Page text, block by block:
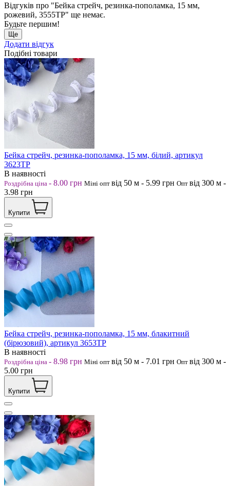
Відгуків про "Бейка стрейч, резинка-пополамка, 15 мм,
рожевий, 3555ТР" ще немає.
Будьте першим!
Ще
Додати відгук
Подібні товари
Бейка стрейч, резинка-пополамка, 15 мм, білий, артикул
3623ТР
В наявності
Роздрібна ціна - 8.00 грн Міні опт від 50 м - 5.99 грн Опт від 300 м -
3.98 грн
Купити
Бейка стрейч, резинка-пополамка, 15 мм, блакитний
(бірюзовий), артикул 3653ТР
В наявності
Роздрібна ціна - 8.98 грн Міні опт від 50 м - 7.01 грн Опт від 300 м -
5.00 грн
Купити